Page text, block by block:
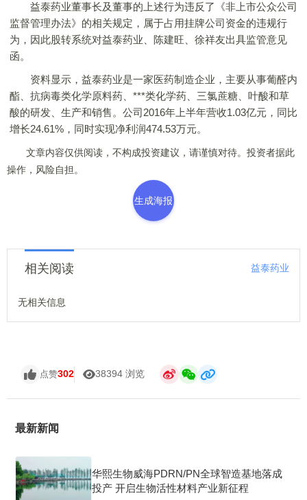
益泰药业董事长及董事的上述行为违反了《非上市公众公司
监督管理办法》的相关规定，属于占用挂牌公司资金的违规行
为，因此股转系统对益泰药业、陈建旺、徐祥友出具监管意见
函。
资料显示，益泰药业是一家医药制造企业，主要从事葡醛内
酯、抗病毒类化学原料药、***类化学药、三氯蔗糖、叶酸和草
酸的研发、生产和销售。公司2016年上半年营收1.03亿元，同比
增长24.61%，同时实现净利润474.53万元。
文章内容仅供阅读，不构成投资建议，请谨慎对待。投资者据此
操作，风险自担。
生成海报
相关阅读 益泰药业
无相关信息
点赞302 38394 浏览
最新新闻
华熙生物威海PDRN/PN全球智造基地落成
投产 开启生物活性材料产业新征程